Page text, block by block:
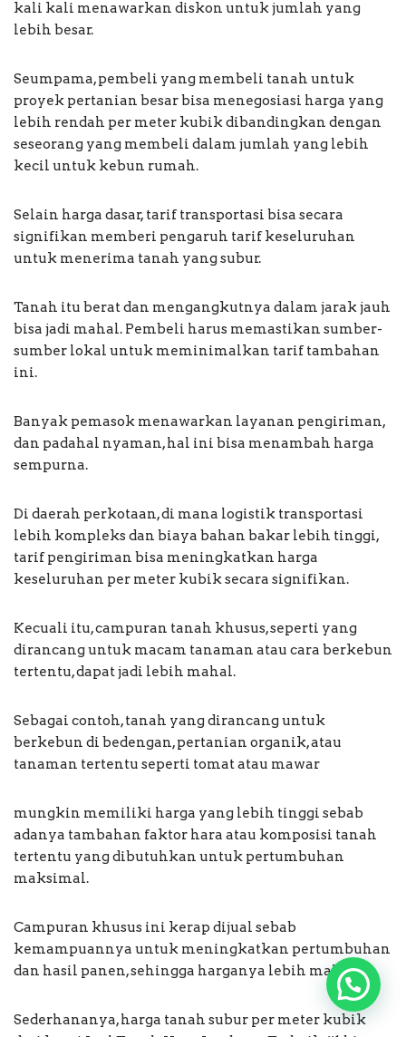
kali kali menawarkan diskon untuk jumlah yang
lebih besar.
Seumpama, pembeli yang membeli tanah untuk
proyek pertanian besar bisa menegosiasi harga yang
lebih rendah per meter kubik dibandingkan dengan
seseorang yang membeli dalam jumlah yang lebih
kecil untuk kebun rumah.
Selain harga dasar, tarif transportasi bisa secara
signifikan memberi pengaruh tarif keseluruhan
untuk menerima tanah yang subur.
Tanah itu berat dan mengangkutnya dalam jarak jauh
bisa jadi mahal. Pembeli harus memastikan sumber-
sumber lokal untuk meminimalkan tarif tambahan
ini.
Banyak pemasok menawarkan layanan pengiriman,
dan padahal nyaman, hal ini bisa menambah harga
sempurna.
Di daerah perkotaan, di mana logistik transportasi
lebih kompleks dan biaya bahan bakar lebih tinggi,
tarif pengiriman bisa meningkatkan harga
keseluruhan per meter kubik secara signifikan.
Kecuali itu, campuran tanah khusus, seperti yang
dirancang untuk macam tanaman atau cara berkebun
tertentu, dapat jadi lebih mahal.
Sebagai contoh, tanah yang dirancang untuk
berkebun di bedengan, pertanian organik, atau
tanaman tertentu seperti tomat atau mawar
mungkin memiliki harga yang lebih tinggi sebab
adanya tambahan faktor hara atau komposisi tanah
tertentu yang dibutuhkan untuk pertumbuhan
maksimal.
Campuran khusus ini kerap dijual sebab
kemampuannya untuk meningkatkan pertumbuhan
dan hasil panen, sehingga harganya lebih mahal.
Sederhananya, harga tanah subur per meter kubik